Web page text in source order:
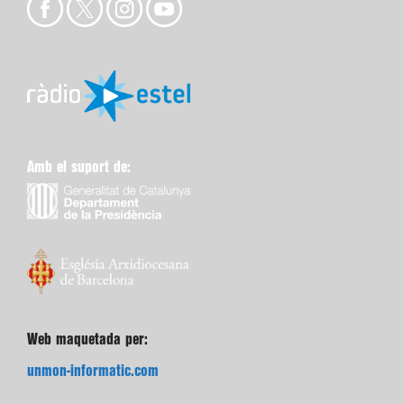
Amb el suport de:
Web maquetada per:
unmon-informatic.com